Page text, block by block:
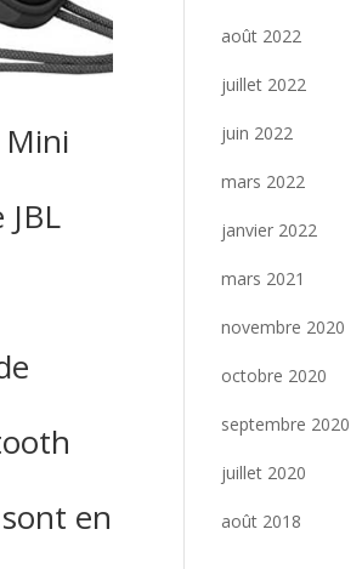
Mini
JBL
en
août 2022
juillet 2022
juin 2022
mars 2022
janvier 2022
mars 2021
novembre 2020
octobre 2020
septembre 2020
juillet 2020
août 2018